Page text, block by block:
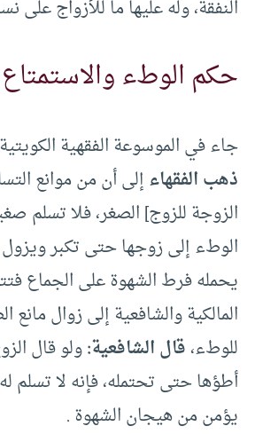
النفقة، وله عليها ما للأزواج على
حكم الوطء
جاء في الموسوعة الفقهية
ذهب الفقهاءإلى أن من موانع
الزوجة للزوج] الصغر، فلا تسلم
الوطء إلى زوجها حتى تكبر ويزول
يحمله فرط الشهوة على الجماع
المالكية والشافعية إلى زوال مانع
للوطء،قال الشافعية:ولو قال
أطؤها حتى تحتمله، فإنه لا تسلم
يؤمن من هيجان الشهوة .